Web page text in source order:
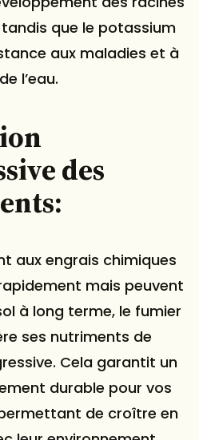
que le potassium
aux maladies et à
l’eau.
des
aux engrais chimiques
mais peuvent
à long terme, le fumier
ses nutriments de
Cela garantit un
durable pour vos
de croître en